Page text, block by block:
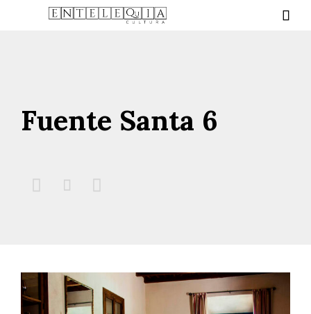

Fuente Santa 6
  